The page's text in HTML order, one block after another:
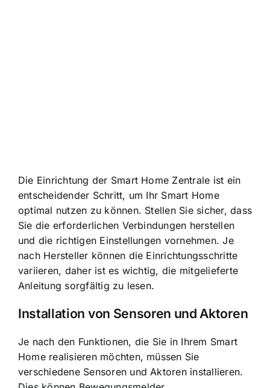
Die Einrichtung der Smart Home Zentrale ist ein
entscheidender Schritt, um Ihr Smart Home
optimal nutzen zu können. Stellen Sie sicher, dass
Sie die erforderlichen Verbindungen herstellen
und die richtigen Einstellungen vornehmen. Je
nach Hersteller können die Einrichtungsschritte
variieren, daher ist es wichtig, die mitgelieferte
Anleitung sorgfältig zu lesen.
Installation von Sensoren und Aktoren
Je nach den Funktionen, die Sie in Ihrem Smart
Home realisieren möchten, müssen Sie
verschiedene Sensoren und Aktoren installieren.